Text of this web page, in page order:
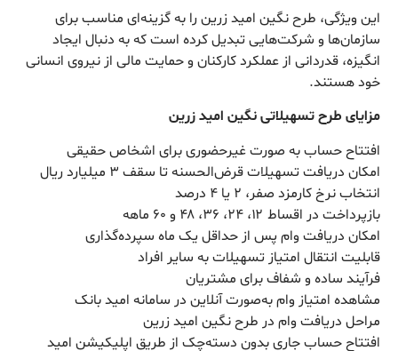
این ویژگی، طرح نگین امید زرین را به گزینه‌ای مناسب برای
سازمان‌ها و شرکت‌هایی تبدیل کرده است که به دنبال ایجاد
انگیزه، قدردانی از عملکرد کارکنان و حمایت مالی از نیروی انسانی
خود هستند.
مزایای طرح تسهیلاتی نگین امید زرین
افتتاح حساب به صورت غیرحضوری برای اشخاص حقیقی
امکان دریافت تسهیلات قرض‌الحسنه تا سقف ۳ میلیارد ریال
انتخاب نرخ کارمزد صفر، ۲ یا ۴ درصد
بازپرداخت در اقساط ۱۲، ۲۴، ۳۶، ۴۸ و ۶۰ ماهه
امکان دریافت وام پس از حداقل یک ماه سپرده‌گذاری
قابلیت انتقال امتیاز تسهیلات به سایر افراد
فرآیند ساده و شفاف برای مشتریان
مشاهده امتیاز وام به‌صورت آنلاین در سامانه امید بانک
مراحل دریافت وام در طرح نگین امید زرین
افتتاح حساب جاری بدون دسته‌چک از طریق اپلیکیشن امید